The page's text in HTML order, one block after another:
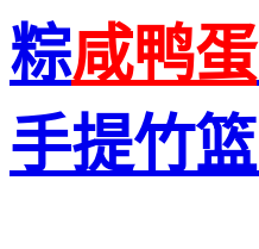
粽咸鸭蛋
手提竹